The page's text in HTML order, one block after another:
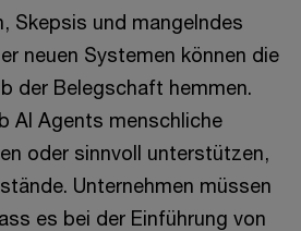
Skepsis und mangelndes
neuen Systemen können die
der Belegschaft hemmen.
AI Agents menschliche
oder sinnvoll unterstützen,
Unternehmen müssen
es bei der Einführung von